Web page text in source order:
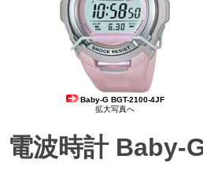
Baby-G BGT-2100-4JF
拡大写真へ
電波時計 Baby-